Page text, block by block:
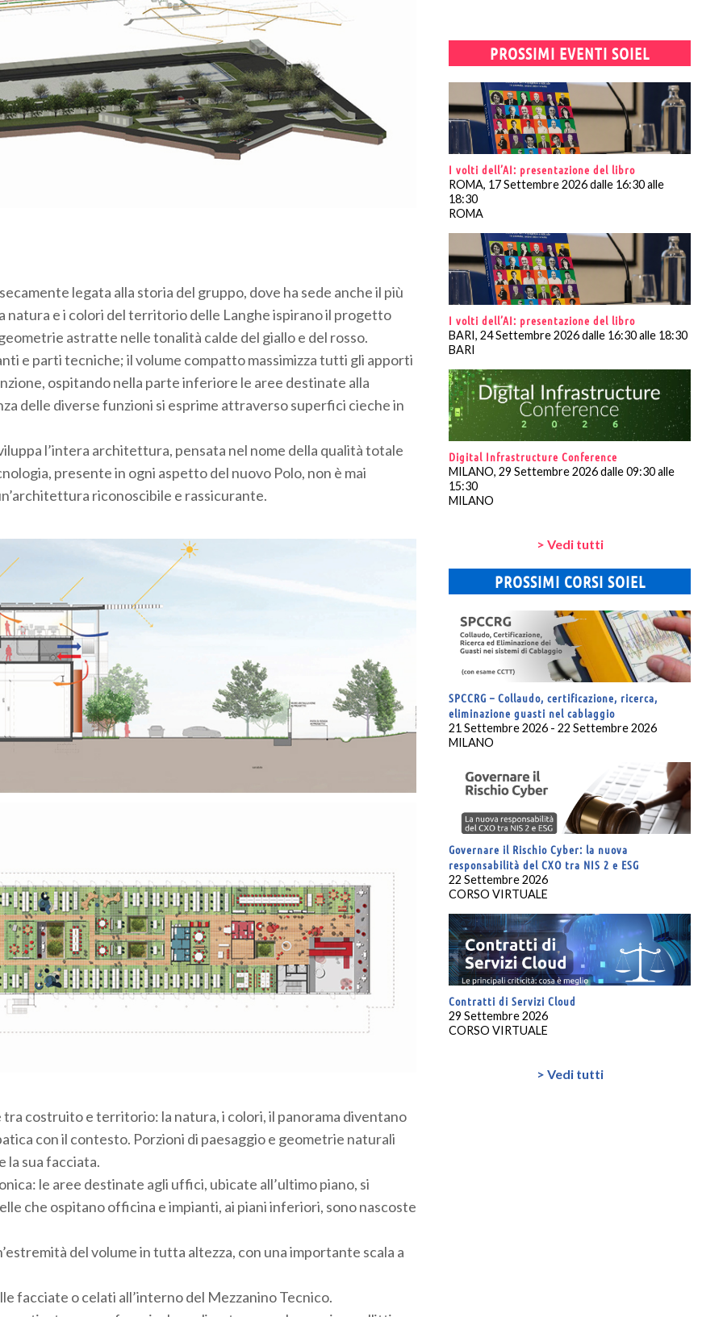
legata alla storia del gruppo, dove ha sede anche il più
natura e i colori del territorio delle Langhe ispirano il progetto
astratte nelle tonalità calde del giallo e del rosso.
e parti tecniche; il volume compatto massimizza tutti gli apporti
ospitando nella parte inferiore le aree destinate alla
delle diverse funzioni si esprime attraverso superfici cieche in
l’intera architettura, pensata nel nome della qualità totale
presente in ogni aspetto del nuovo Polo, non è mai
riconoscibile e rassicurante.
costruito e territorio: la natura, i colori, il panorama diventano
con il contesto. Porzioni di paesaggio e geometrie naturali
sua facciata.
le aree destinate agli uffici, ubicate all’ultimo piano, si
che ospitano officina e impianti, ai piani inferiori, sono nascoste
del volume in tutta altezza, con una importante scala a
facciate o celati all’interno del Mezzanino Tecnico.
PROSSIMI EVENTI SOIEL
I volti dell’AI: presentazione del libro
ROMA, 17 Settembre 2026 dalle 16:30 alle
18:30
ROMA
I volti dell’AI: presentazione del libro
BARI, 24 Settembre 2026 dalle 16:30 alle 18:30
BARI
Digital Infrastructure Conference
MILANO, 29 Settembre 2026 dalle 09:30 alle
15:30
MILANO
> Vedi tutti
PROSSIMI CORSI SOIEL
SPCCRG – Collaudo, certificazione, ricerca,
eliminazione guasti nel cablaggio
21 Settembre 2026 - 22 Settembre 2026
MILANO
Governare il Rischio Cyber: la nuova
responsabilità del CXO tra NIS 2 e ESG
22 Settembre 2026
CORSO VIRTUALE
Contratti di Servizi Cloud
29 Settembre 2026
CORSO VIRTUALE
> Vedi tutti